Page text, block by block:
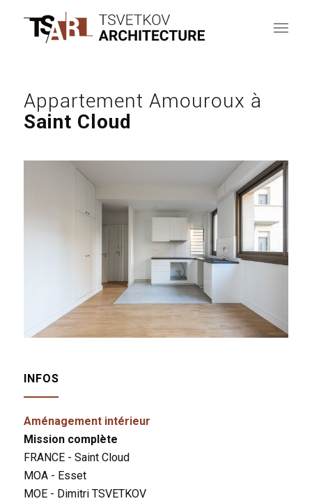
Appartement Amouroux à
Saint Cloud
INFOS
Aménagement intérieur
Mission complète
FRANCE - Saint Cloud
MOA - Esset
MOE - Dimitri TSVETKOV